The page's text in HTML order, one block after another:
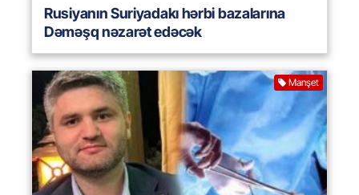
Rusiyanın Suriyadakı hərbi bazalarına
Dəməşq nəzarət edəcək
Manşet